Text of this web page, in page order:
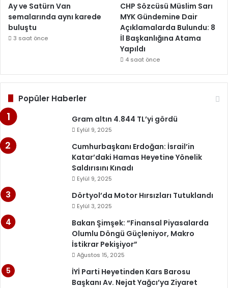
Ay ve Satürn Van
semalarında aynı karede
buluştu
3 saat önce
CHP Sözcüsü Müslim Sarı
MYK Gündemine Dair
Açıklamalarda Bulundu: 8
İl Başkanlığına Atama
Yapıldı
4 saat önce
Popüler Haberler
Gram altın 4.844 TL’yi gördü
Eylül 9, 2025
Cumhurbaşkanı Erdoğan: İsrail’in
Katar’daki Hamas Heyetine Yönelik
Saldırısını Kınadı
Eylül 9, 2025
Dörtyol’da Motor Hırsızları Tutuklandı
Eylül 3, 2025
Bakan Şimşek: “Finansal Piyasalarda
Olumlu Döngü Güçleniyor, Makro
İstikrar Pekişiyor”
Ağustos 15, 2025
İYİ Parti Heyetinden Kars Barosu
Başkanı Av. Nejat Yağcı’ya Ziyaret